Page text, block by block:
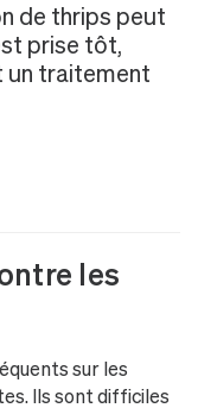
de thrips peut
prise tôt,
un traitement
les
sur les
Ils sont difficiles